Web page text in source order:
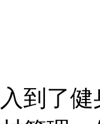
到了